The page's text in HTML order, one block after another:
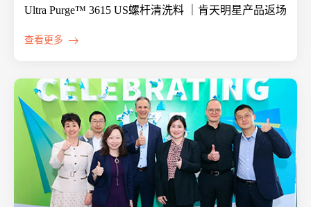
Ultra Purge™ 3615 US螺杆清洗料 ｜肯天明星产品返场
查看更多